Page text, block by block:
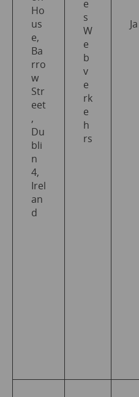
Ho
us
e,
Ba
rro
w
Str
eet
,
Du
bli
n
4,
Irel
an
d
e
s
W
e
b
v
e
rk
e
h
rs
Ja